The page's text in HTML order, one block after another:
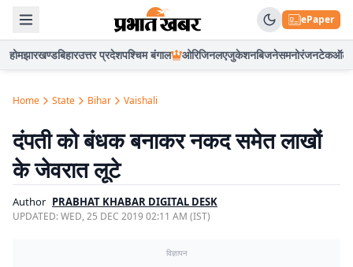
ePaper
होमझारखण्डबिहारउत्तर प्रदेशपश्चिम बंगाल ओरिजिनलएजुकेशनबिजनेसमनोरंजनटेकऑटो
Home State Bihar Vaishali
दंपती को बंधक बनाकर नकद समेत लाखों
के जेवरात लूटे
Author PRABHAT KHABAR DIGITAL DESK
UPDATED:WED, 25 DEC 2019 02:11 AM (IST)
विज्ञापन